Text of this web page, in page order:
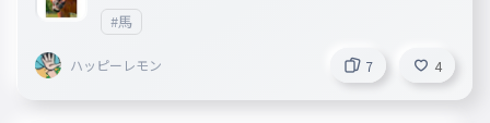
#馬
ハッピーレモン 7 4